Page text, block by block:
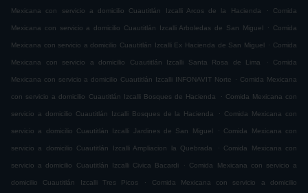
Mexicana con servicio a domicilio Cuautitlán Izcalli Arcos de la Hacienda . Comida
Mexicana con servicio a domicilio Cuautitlán Izcalli Arboledas de San Miguel . Comida
Mexicana con servicio a domicilio Cuautitlán Izcalli Ex Hacienda de San Miguel . Comida
Mexicana con servicio a domicilio Cuautitlán Izcalli Santa Rosa de Lima . Comida
Mexicana con servicio a domicilio Cuautitlán Izcalli INFONAVIT Norte . Comida Mexicana
con servicio a domicilio Cuautitlán Izcalli Bosques de Hacienda . Comida Mexicana con
servicio a domicilio Cuautitlán Izcalli Bosques de la Hacienda . Comida Mexicana con
servicio a domicilio Cuautitlán Izcalli Jardines de San Miguel . Comida Mexicana con
servicio a domicilio Cuautitlán Izcalli Ampliacion la Quebrada . Comida Mexicana con
servicio a domicilio Cuautitlán Izcalli Civica Bacardi . Comida Mexicana con servicio a
domicilio Cuautitlán Izcalli Tres Picos . Comida Mexicana con servicio a domicilio